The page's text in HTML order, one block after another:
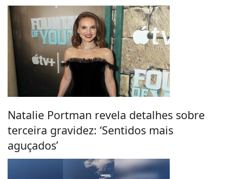
Natalie Portman revela detalhes sobre
terceira gravidez: ‘Sentidos mais
aguçados’